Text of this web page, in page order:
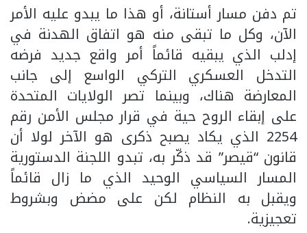
تم دفن مسار أستانة، أو هذا ما يبدو عليه الأمر
الآن، وكل ما تبقى منه هو اتفاق الهدنة في
إدلب الذي يبقيه قائماً أمر واقع جديد فرضه
التدخل العسكري التركي الواسع إلى جانب
المعارضة هناك، وبينما تصر الولايات المتحدة
على إبقاء الروح حية في قرار مجلس الأمن رقم
2254 الذي يكاد يصبح ذكرى هو الآخر لولا أن
قانون “قيصر” قد ذكّر به، تبدو اللجنة الدستورية
المسار السياسي الوحيد الذي ما زال قائماً
ويقبل به النظام لكن على مضض وبشروط
تعجيزية.